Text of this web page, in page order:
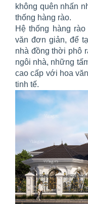
không quên nhấn
thống hàng rào.
Hệ thống hàng
văn đơn giản, để
nhà đồng thời phô
ngôi nhà, những
cao cấp với hoa
tinh tế.